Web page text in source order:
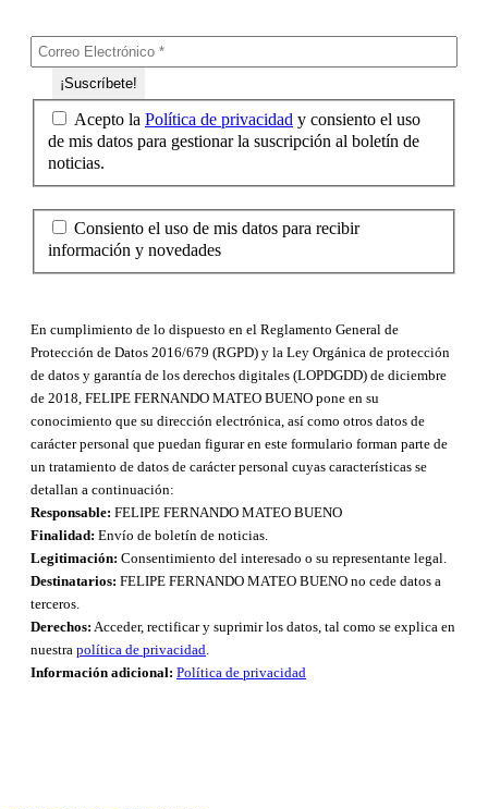
Acepto la Política de privacidad
de mis datos para gestionar la suscripción al boletín de
noticias.
Consiento el uso de mis datos para recibir
información y novedades
En cumplimiento de lo dispuesto en el Reglamento General de
Protección de Datos 2016/679 (RGPD) y la Ley Orgánica de protección
de datos y garantía de los derechos digitales (LOPDGDD) de diciembre
de 2018, FELIPE FERNANDO MATEO BUENO pone en su
conocimiento que su dirección electrónica, así como otros datos de
carácter personal que puedan figurar en este formulario forman parte de
un tratamiento de datos de carácter personal cuyas características se
detallan a continuación:
Responsable: FELIPE FERNANDO MATEO BUENO
Finalidad: Envío de boletín de noticias.
Legitimación: Consentimiento del interesado o su representante legal.
Destinatarios: FELIPE FERNANDO MATEO BUENO no cede datos a
terceros.
Derechos: Acceder, rectificar y suprimir los datos, tal como se explica en
nuestra política de privacidad.
Información adicional: Política de privacidad